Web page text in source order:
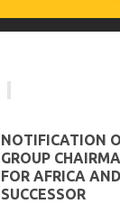
NOTIFICATION
GROUP
FOR AFRICA
SUCCESSOR